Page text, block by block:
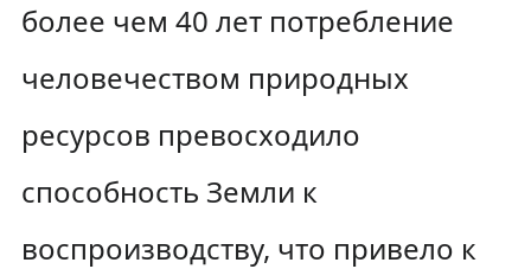
более чем 40 лет потребление
человечеством природных
ресурсов превосходило
способность Земли к
воспроизводству, что привело к